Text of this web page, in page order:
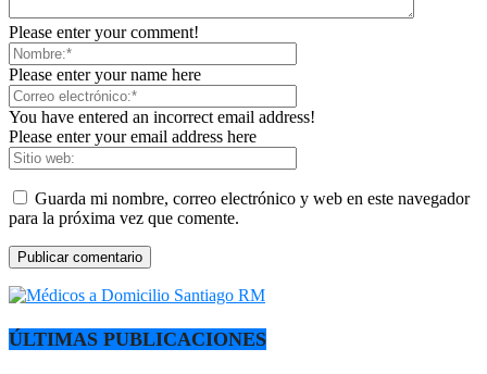
Please enter your comment!
Please enter your name here
You have entered an incorrect email address!
Please enter your email address here
Guarda mi nombre, correo electrónico y web en este navegador
para la próxima vez que comente.
ÚLTIMAS PUBLICACIONES